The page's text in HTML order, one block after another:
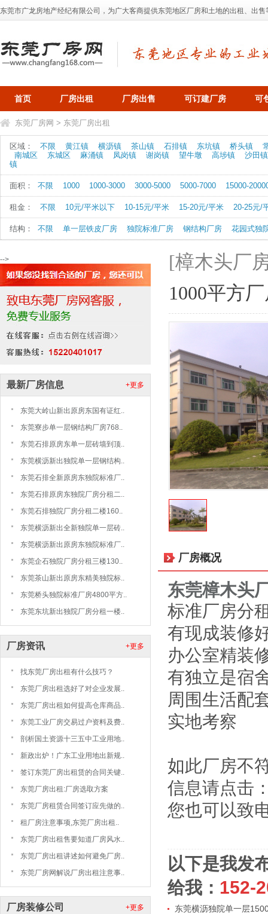
东莞市广龙房地产经纪有限公司，为广大客商提供东莞地区厂房和土地的出租、出
首页 厂房出租 厂房出售 可订建厂房 可
东莞厂房网 > 东莞厂房出租
区域： 不限 黄江镇 横沥镇 茶山镇 石排镇 东坑镇 桥头镇
南城区
东城区 麻涌镇 凤岗镇 谢岗镇 望牛墩 高埗镇
沙田镇
镇
面积： 不限 1000 1000-3000 3000-5000 5000-7000 15000-
租金： 不限 10元/平米以下 10-15元/平米 15-20元/平米 20-25元/
结构： 不限 单一层铁皮厂房 独院标准厂房 钢结构厂房 花园式独
-->
+更多
最新厂房信息
东莞大岭山新出原房东国有证红..
东莞寮步单一层钢结构厂房768..
东莞石排原房东单一层砖墙到顶..
东莞横沥新出独院单一层钢结构..
东莞石排全新原房东独院标准厂..
东莞石排原房东独院厂房分租二..
东莞石排独院厂房分租二楼160..
东莞横沥新出全新独院单一层砖..
东莞横沥新出原房东独院标准厂..
东莞企石独院厂房分租三楼130..
东莞茶山新出原房东精美独院标..
东莞桥头独院标准厂房4800平方..
东莞东坑新出独院厂房分租一楼..
+更多
厂房资讯
找东莞厂房出租有什么技巧？
东莞厂房出租选好了对企业发展..
东莞厂房出租如何提高仓库商品..
东莞工业厂房交易过户资料及费..
剖析国土资源十三五中工业用地..
新政出炉！广东工业用地出新规..
签订东莞厂房出租赁的合同关键..
东莞厂房出租:厂房选取方案
东莞厂房租赁合同签订应先做的..
租厂房注意事项,东莞厂房出租..
东莞厂房出租售要知道厂房风水..
东莞厂房出租讲述如何避免厂房..
东莞厂房网解说厂房出租注意事..
+更多
厂房装修公司
[樟木头厂
1000平方
厂房概况
东莞樟木头
标准厂房分
有现成装修
办公室精装
有独立是宿
周围生活配
实地考察
如此厂房不
信息请点击
您也可以致
以下是我发
给我： 152-
东莞横沥独院单一层